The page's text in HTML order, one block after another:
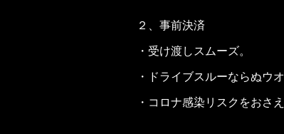
２、事前決済
・受け渡しスムーズ。
・ドライブスルーならぬウ
・コロナ感染リスクをおさえ